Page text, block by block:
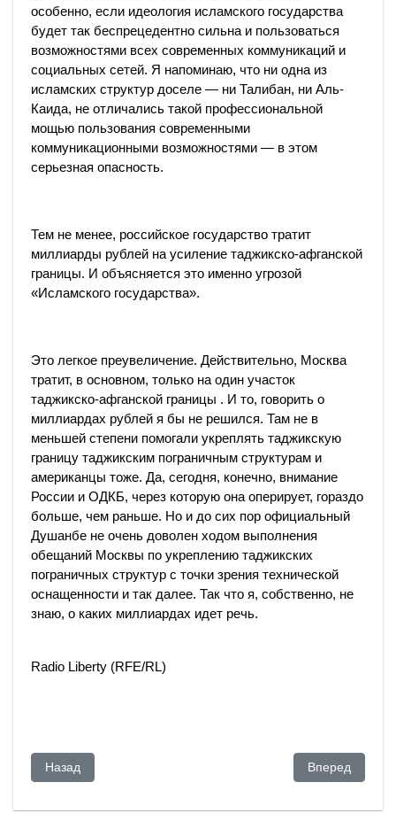
особенно, если идеология исламского государства
будет так беспрецедентно сильна и пользоваться
возможностями всех современных коммуникаций и
социальных сетей. Я напоминаю, что ни одна из
исламских структур доселе — ни Талибан, ни Аль-
Каида, не отличались такой профессиональной
мощью пользования современными
коммуникационными возможностями — в этом
серьезная опасность.
Тем не менее, российское государство тратит
миллиарды рублей на усиление таджикско-афганской
границы. И объясняется это именно угрозой
«Исламского государства».
Это легкое преувеличение. Действительно, Москва
тратит, в основном, только на один участок
таджикско-афганской границы . И то, говорить о
миллиардах рублей я бы не решился. Там не в
меньшей степени помогали укреплять таджикскую
границу таджикским пограничным структурам и
американцы тоже. Да, сегодня, конечно, внимание
России и ОДКБ, через которую она оперирует, гораздо
больше, чем раньше. Но и до сих пор официальный
Душанбе не очень доволен ходом выполнения
обещаний Москвы по укреплению таджикских
пограничных структур с точки зрения технической
оснащенности и так далее. Так что я, собственно, не
знаю, о каких миллиардах идет речь.
Radio Liberty (RFE/RL)
Предыдущий: Назарбаев готовится к парламентским
Назад Следующий:
Вперед